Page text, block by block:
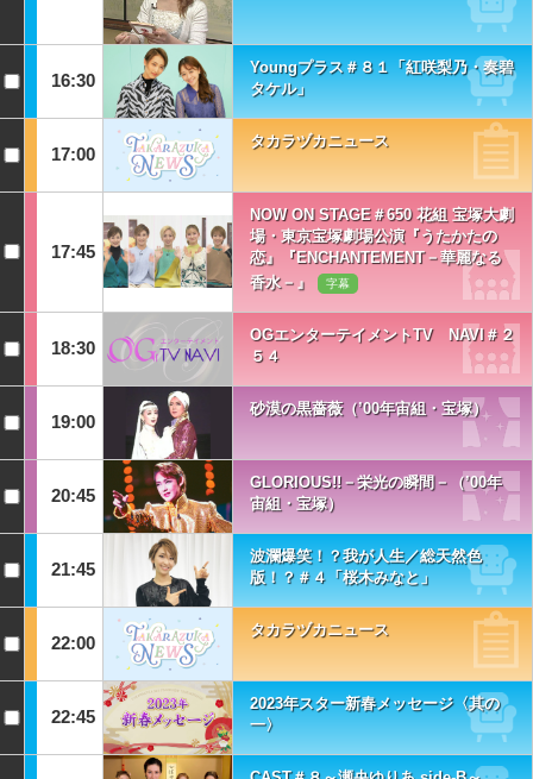
16:30
Youngプラス＃８１「紅咲梨乃・奏碧
タケル」
17:00
タカラヅカニュース
17:45
NOW ON STAGE＃650 花組 宝塚大劇
場・東京宝塚劇場公演『うたかたの
恋』『ENCHANTEMENT－華麗なる
香水－』
字幕
18:30
OGエンターテイメントTV NAVI＃２
５４
19:00
砂漠の黒薔薇（’00年宙組・宝塚）
20:45
GLORIOUS!!－栄光の瞬間－（’00年
宙組・宝塚）
21:45
波瀾爆笑！？我が人生／総天然色
版！？＃４「桜木みなと」
22:00
タカラヅカニュース
22:45
2023年スター新春メッセージ〈其の
一〉